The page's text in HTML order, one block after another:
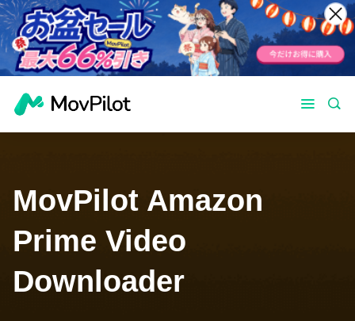
MovPilot Amazon
Prime Video
Downloader